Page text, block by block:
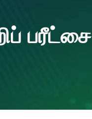
பரீட்சை